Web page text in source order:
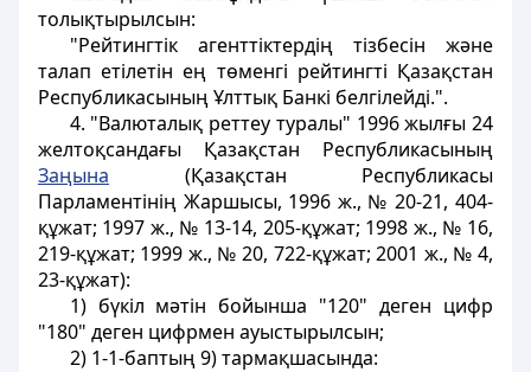
толықтырылсын:
"Рейтингтік агенттіктердің тізбесін және
талап етілетін ең төменгі рейтингті Қазақстан
Республикасының Ұлттық Банкі белгілейді.".
4. "Валюталық реттеу туралы" 1996 жылғы 24
желтоқсандағы Қазақстан Республикасының
Заңына (Қазақстан Республикасы
Парламентінің Жаршысы, 1996 ж., № 20-21, 404-
құжат; 1997 ж., № 13-14, 205-құжат; 1998 ж., № 16,
219-құжат; 1999 ж., № 20, 722-құжат; 2001 ж., № 4,
23-құжат):
1) бүкіл мәтін бойынша "120" деген цифр
"180" деген цифрмен ауыстырылсын;
2) 1-1-баптың 9) тармақшасында: